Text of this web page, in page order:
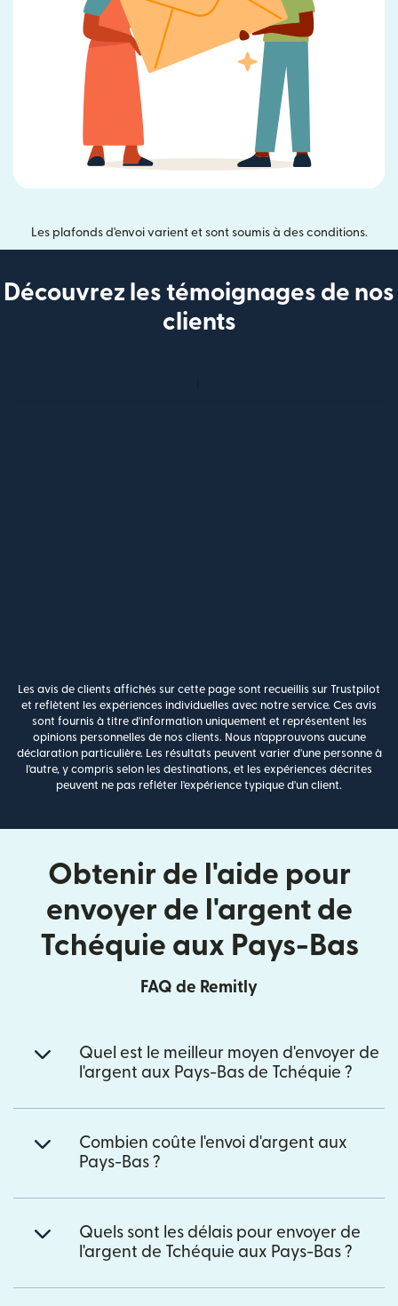
Les plafonds d'envoi varient et sont soumis à des conditions.
Découvrez les témoignages de nos
clients
Les avis de clients affichés sur cette page sont recueillis sur Trustpilot
et reflètent les expériences individuelles avec notre service. Ces avis
sont fournis à titre d'information uniquement et représentent les
opinions personnelles de nos clients. Nous n'approuvons aucune
déclaration particulière. Les résultats peuvent varier d'une personne à
l'autre, y compris selon les destinations, et les expériences décrites
peuvent ne pas refléter l'expérience typique d'un client.
Obtenir de l'aide pour
envoyer de l'argent de
Tchéquie aux Pays-Bas
FAQ de Remitly
Quel est le meilleur moyen d'envoyer de
l'argent aux Pays-Bas de Tchéquie ?
Combien coûte l'envoi d'argent aux
Pays-Bas ?
Quels sont les délais pour envoyer de
l'argent de Tchéquie aux Pays-Bas ?